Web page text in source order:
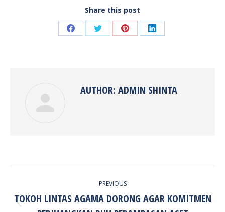
Share this post
Share Share Share Share
AUTHOR: ADMIN SHINTA
PREVIOUS
Previous
TOKOH LINTAS AGAMA DORONG AGAR KOMITMEN